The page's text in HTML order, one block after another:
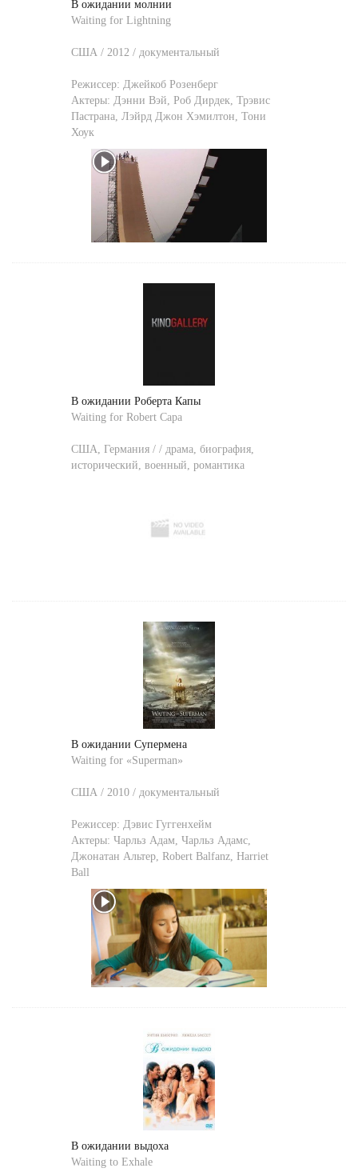
В ожидании молнии
Waiting for Lightning
США / 2012 / документальный
Режиссер: Джейкоб Розенберг
Актеры: Дэнни Вэй Роб Дирдек Трэвис
Пастрана Лэйрд Джон Хэмилтон Тони
Хоук
В ожидании Роберта Капы
Waiting for Robert Capa
США, Германия / / драма, биография,
исторический, военный, романтика
В ожидании Супермена
Waiting for «Superman»
США / 2010 / документальный
Режиссер: Дэвис Гуггенхейм
Актеры: Чарльз Адам Чарльз Адамс
Джонатан Альтер Robert Balfanz Harriet
Ball
В ожидании выдоха
Waiting to Exhale